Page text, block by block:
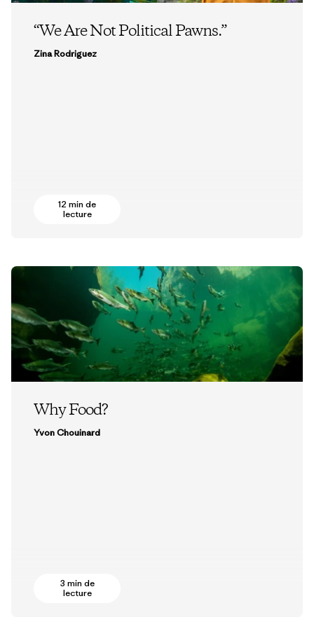
“We Are Not Political Pawns.”
Zina Rodriguez
12 min de
lecture
Why Food?
Yvon Chouinard
3 min de
lecture